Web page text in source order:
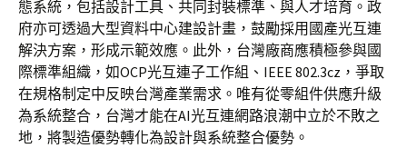
態系統，包括設計工具、共同封裝標準、與人才培育。政
府亦可透過大型資料中心建設計畫，鼓勵採用國產光互連
解決方案，形成示範效應。此外，台灣廠商應積極參與國
際標準組織，如OCP光互連子工作組、IEEE 802.3cz，爭取
在規格制定中反映台灣產業需求。唯有從零組件供應升級
為系統整合，台灣才能在AI光互連網路浪潮中立於不敗之
地，將製造優勢轉化為設計與系統整合優勢。